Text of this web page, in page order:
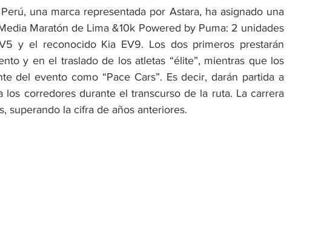
una marca representada por Astara, ha asignado una
Maratón de Lima &10k Powered by Puma: 2 unidades
y el reconocido Kia EV9. Los dos primeros prestarán
y en el traslado de los atletas “élite”, mientras que los
del evento como “Pace Cars”. Es decir, darán partida a
los corredores durante el transcurso de la ruta. La carrera
superando la cifra de años anteriores.